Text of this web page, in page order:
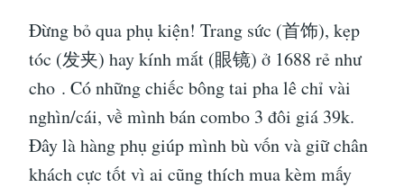
Đừng bỏ qua phụ kiện! Trang sức (首饰), kẹp
tóc (发夹) hay kính mắt (眼镜) ở 1688 rẻ như
cho . Có những chiếc bông tai pha lê chỉ vài
nghìn/cái, về mình bán combo 3 đôi giá 39k.
Đây là hàng phụ giúp mình bù vốn và giữ chân
khách cực tốt vì ai cũng thích mua kèm mấy